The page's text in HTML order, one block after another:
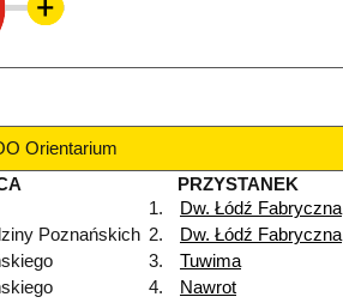
Orientarium
PRZYSTANEK
1.
Dw. Łódź Fabryczna
Poznańskich 2. Dw. Łódź Fabryczna
3. Tuwima
4. Nawrot